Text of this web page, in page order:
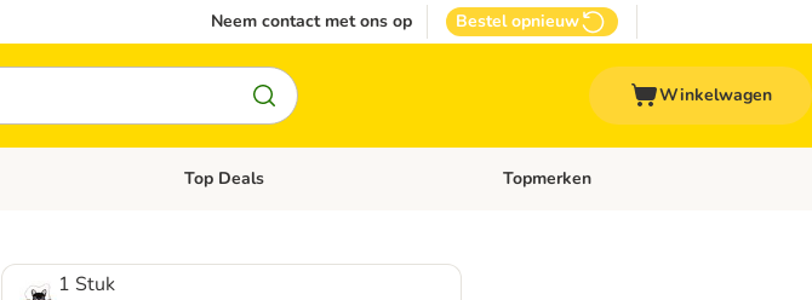
Neem contact met ons op Bestel opnieuw
Winkelwagen
Open categoriemenu: Overige huisdieren
Top Deals Open categoriemenu: Top Deals
Topmerken
1 Stuk